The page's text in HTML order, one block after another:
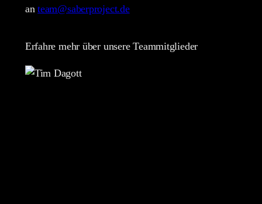
anteam@saberproject.de
Erfahre mehr über unsere Teammitglieder